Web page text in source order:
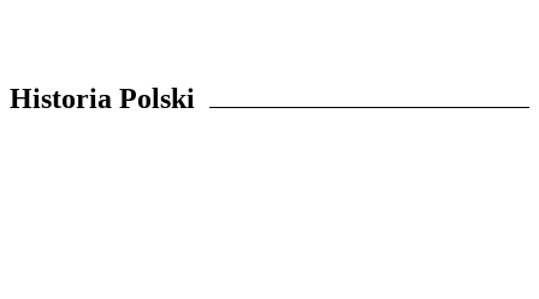
Historia Polski